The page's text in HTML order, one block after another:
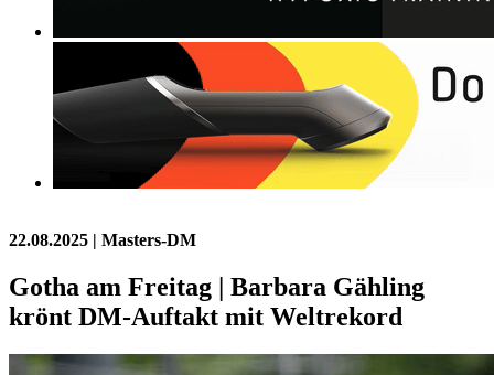
22.08.2025 | Masters-DM
Gotha am Freitag | Barbara Gähling
krönt DM-Auftakt mit Weltrekord